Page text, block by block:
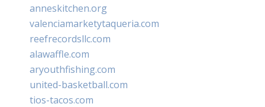
anneskitchen.org
valenciamarketytaqueria.com
reefrecordsllc.com
alawaffle.com
aryouthfishing.com
united-basketball.com
tios-tacos.com